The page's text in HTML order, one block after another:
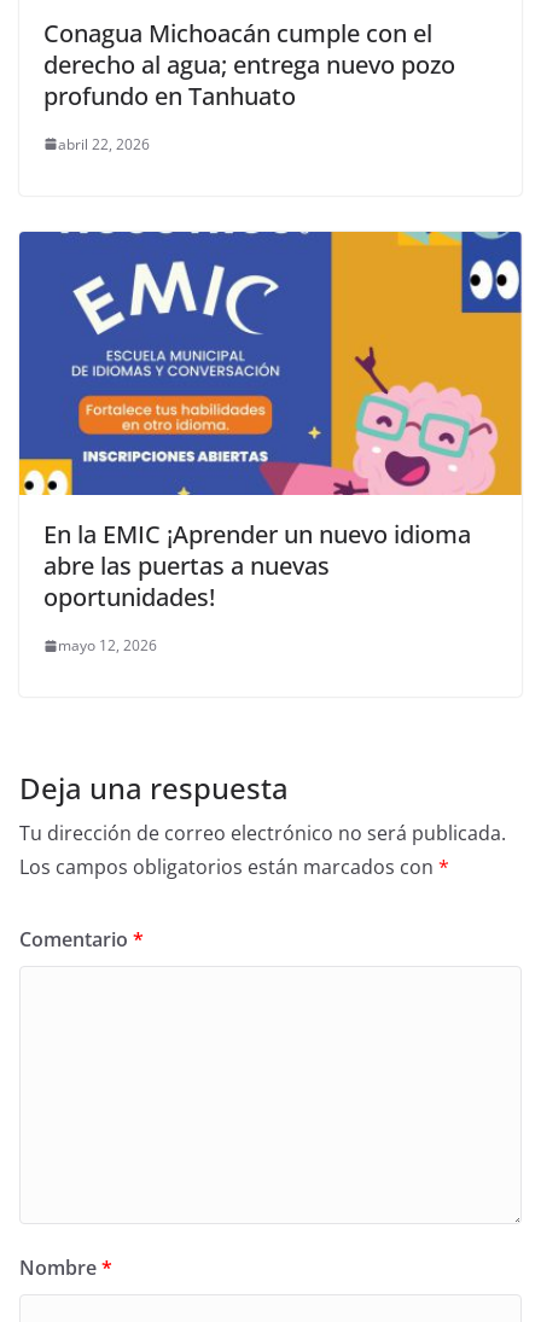
Conagua Michoacán cumple con el
derecho al agua; entrega nuevo pozo
profundo en Tanhuato
abril 22, 2026
En la EMIC ¡Aprender un nuevo idioma
abre las puertas a nuevas
oportunidades!
mayo 12, 2026
Deja una respuesta
Tu dirección de correo electrónico no será publicada.
Los campos obligatorios están marcados con *
Comentario *
Nombre*